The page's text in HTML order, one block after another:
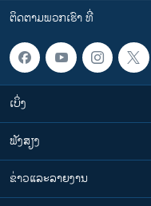
ຕິດຕາມພວກເຮົາ ທີ່
ເບິ່ງ
ຟັງສຽງ
ຂ່າວແລະລາຍງານ